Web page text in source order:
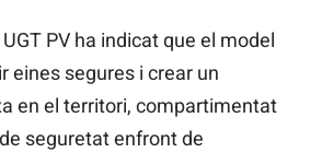
PV ha indicat que el model
eines segures i crear un
en el territori, compartimentat
seguretat enfront de